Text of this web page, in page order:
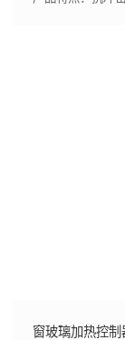
窗玻璃加热控制